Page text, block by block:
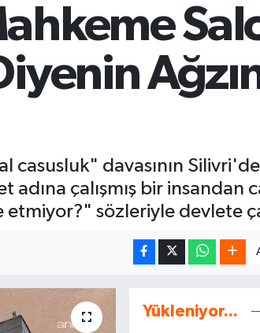
casusluk" davasının
çalışmış bir insandan
etmiyor?" sözleriyle devlete
Yükleniyor...